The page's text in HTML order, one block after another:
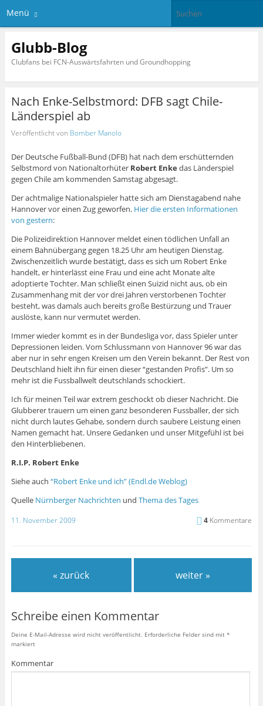
Menü
Glubb-Blog
Clubfans bei FCN-Auswärtsfahrten und Groundhopping
Nach Enke-Selbstmord: DFB sagt Chile-
Länderspiel ab
Veröffentlicht von Bomber Manolo
Der Deutsche Fußball-Bund (DFB) hat nach dem erschütternden
Selbstmord von Nationaltorhüter Robert Enke das Länderspiel
gegen Chile am kommenden Samstag abgesagt.
Der achtmalige Nationalspieler hatte sich am Dienstagabend nahe
Hannover vor einen Zug geworfen. Hier die ersten Informationen
von gestern:
Die Polizeidirektion Hannover meldet einen tödlichen Unfall an
einem Bahnübergang gegen 18.25 Uhr am heutigen Dienstag.
Zwischenzeitlich wurde bestätigt, dass es sich um Robert Enke
handelt, er hinterlässt eine Frau und eine acht Monate alte
adoptierte Tochter. Man schließt einen Suizid nicht aus, ob ein
Zusammenhang mit der vor drei Jahren verstorbenen Tochter
besteht, was damals auch bereits große Bestürzung und Trauer
auslöste, kann nur vermutet werden.
Immer wieder kommt es in der Bundesliga vor, dass Spieler unter
Depressionen leiden. Vom Schlussmann von Hannover 96 war das
aber nur in sehr engen Kreisen um den Verein bekannt. Der Rest von
Deutschland hielt ihn für einen dieser “gestanden Profis”. Um so
mehr ist die Fussballwelt deutschlands schockiert.
Ich für meinen Teil war extrem geschockt ob dieser Nachricht. Die
Glubberer trauern um einen ganz besonderen Fussballer, der sich
nicht durch lautes Gehabe, sondern durch saubere Leistung einen
Namen gemacht hat. Unsere Gedanken und unser Mitgefühl ist bei
den Hinterbliebenen.
R.I.P. Robert Enke
Siehe auch “Robert Enke und ich” (Endl.de Weblog)
QuelleNürnberger Nachrichten und Thema des Tages
11. November 2009 4 Kommentare
« zurück weiter »
Schreibe einen Kommentar
Deine E-Mail-Adresse wird nicht veröffentlicht. Erforderliche Felder sind mit *
markiert
Kommentar